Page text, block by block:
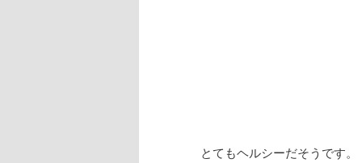
とてもヘルシーだそうです